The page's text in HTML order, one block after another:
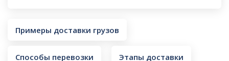
Примеры доставки грузов
Способы перевозки Этапы доставки